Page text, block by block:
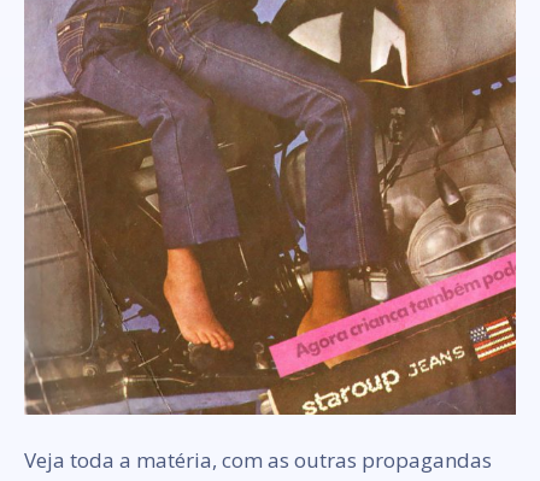
Veja toda a matéria, com as outras propagandas